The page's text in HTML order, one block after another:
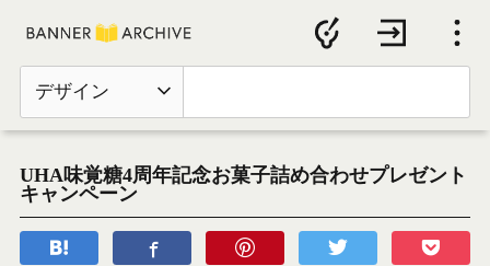
デザイン
UHA味覚糖4周年記念お菓子詰め合わせプレゼント
キャンペーン